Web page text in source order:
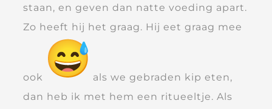
staan, en geven dan natte voeding apart.
Zo heeft hij het graag. Hij eet graag mee
ook
als we gebraden kip eten,
dan heb ik met hem een ritueeltje. Als